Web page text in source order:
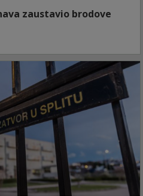
zaustavio brodove